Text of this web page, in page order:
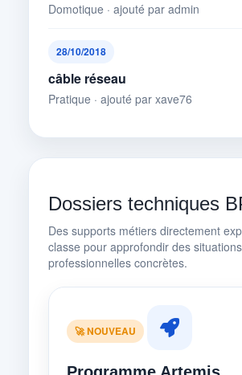
Domotique · ajouté par admin
28/10/2018
câble réseau
Pratique · ajouté par xave76
Dossiers techniques
Des supports métiers directement
classe pour approfondir des situations
professionnelles concrètes.
🚀 NOUVEAU